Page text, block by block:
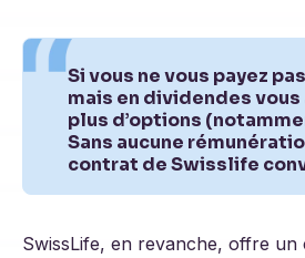
Si vous ne vous payez
mais en dividendes vous
plus d’options
Sans aucune
contrat de Swisslife
SwissLife, en revanche, offre un